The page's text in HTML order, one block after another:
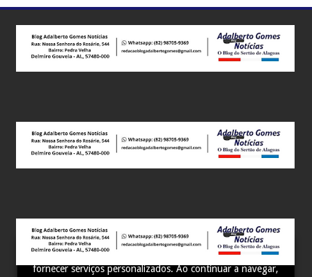
Este site utiliza cookies para melhorar sua experiência e
fornecer serviços personalizados. Ao continuar a navegar,